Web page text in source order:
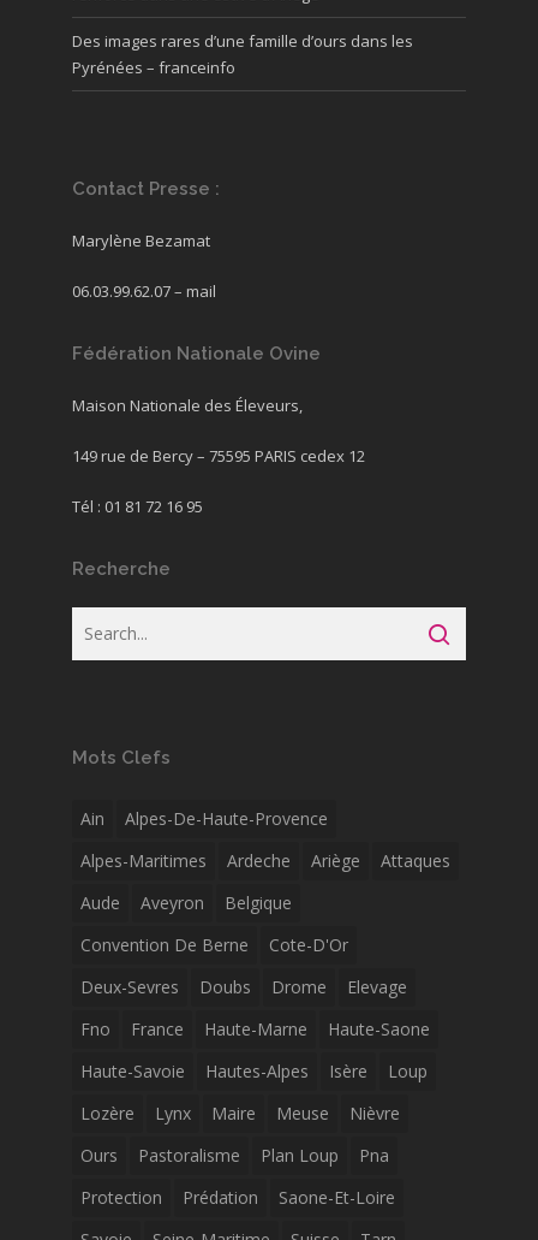
Des images rares d’une famille d’ours dans les
Pyrénées – franceinfo
Contact Presse :
Marylène Bezamat
06.03.99.62.07 – mail
Fédération Nationale Ovine
Maison Nationale des Éleveurs,
149 rue de Bercy – 75595 PARIS cedex 12
Tél : 01 81 72 16 95
Recherche
Mots Clefs
Ain
Alpes-De-Haute-Provence
Alpes-Maritimes
Ardeche Ariège
Attaques
Aude
Aveyron
Belgique
Convention De Berne
Cote-D'Or
Deux-Sevres
Doubs Drome
Elevage
Fno
France Haute-Marne
Haute-Saone
Haute-Savoie
Hautes-Alpes Isère
Loup
Lozère
Lynx Maire Meuse
Nièvre
Ours
Pastoralisme Plan Loup
Pna
Protection
Prédation
Saone-Et-Loire